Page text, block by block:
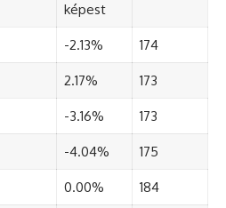
képest
-2.13% 174
2.17% 173
-3.16% 173
-4.04% 175
0.00% 184